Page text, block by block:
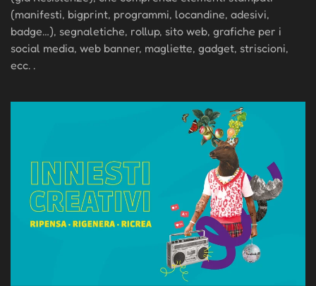
(manifesti, bigprint, programmi, locandine, adesivi,
badge…), segnaletiche, rollup, sito web, grafiche per i
social media, web banner, magliette, gadget, striscioni,
ecc. .